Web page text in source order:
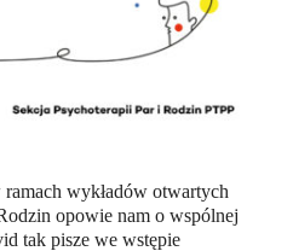
wykładów otwartych
opowie nam o wspólnej
tak pisze we wstępie